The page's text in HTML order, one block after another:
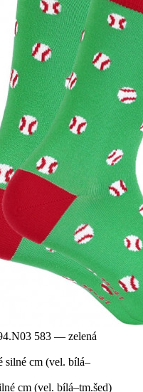
583 — zelená
cm (vel. bílá–tm.šed)